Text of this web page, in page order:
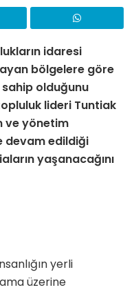
idaresi
bölgelere göre
sahip olduğunu
lideri Tuntiak
ve yönetim
devam edildiği
yaşanacağını
yerli
üzerine